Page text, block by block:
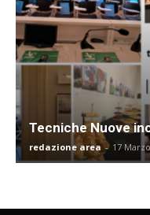
Tecniche Nuove
redazione area- 17